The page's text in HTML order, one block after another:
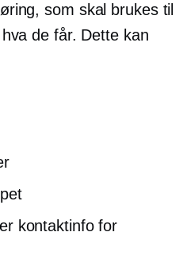
som skal brukes til
de får. Dette kan
kontaktinfo for